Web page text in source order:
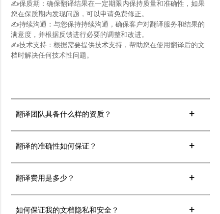
✍保质期：确保翻译结果在一定期限内保持质量和准确性，如果
您在保质期内发现问题，可以申请免费修正。
✍持续沟通：与您保持持续沟通，确保客户对翻译服务和结果的
满意度，并根据反馈进行必要的调整和改进。
✍技术支持：根据需要提供技术支持，帮助您在使用翻译后的文
档时解决任何技术性问题。
翻译团队具备什么样的资质？
我们的翻译团队由经验丰富、资质认证的专业翻译人员组
成，他们精通各种语言和行业领域，能够为您提供高质量
的翻译服务。
翻译的准确性如何保证？
我们的翻译团队由经验丰富的专业译员组成，每个译文都
会经过严格的质量检查。
翻译费用是多少？
翻译费用根据文档的字数和复杂性计算。您可以在我们的
官网上查看详细的收费标准或联系我们的客服获取报价。
如何保证我的文档隐私和安全？